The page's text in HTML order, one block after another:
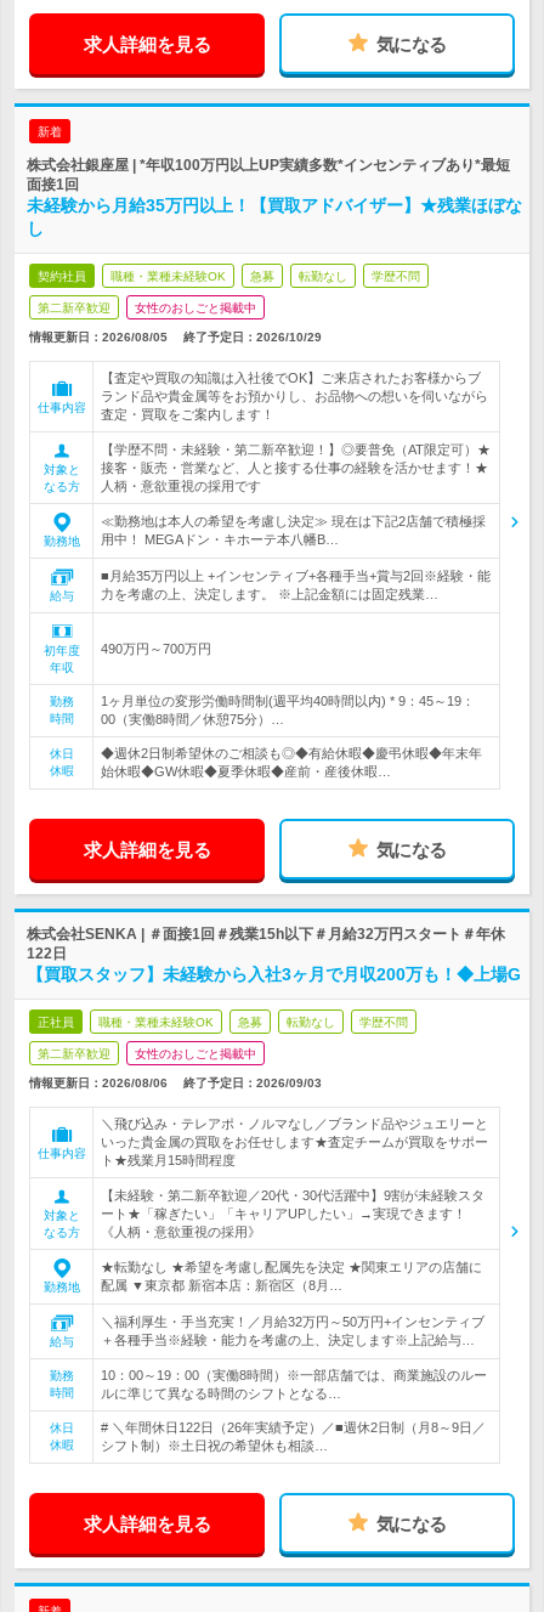
求人詳細を見る 気になる
新着
株式会社銀座屋 | *年収100万円以上UP実績多数*インセンティブあり*最短
面接1回
未経験から月給35万円以上！【買取アドバイザー】★残業ほぼな
し
契約社員 職種・業種未経験OK 急募 転勤なし 学歴不問
第二新卒歓迎 女性のおしごと掲載中
情報更新日：2026/08/05 終了予定日： 2026/10/29
仕事内容
【査定や買取の知識は入社後でOK】ご来店されたお客様からブ
ランド品や貴金属等をお預かりし、お品物への想いを伺いながら
査定・買取をご案内します！
対象と
なる方
【学歴不問・未経験・第二新卒歓迎！】◎要普免（AT限定可）★
接客・販売・営業など、人と接する仕事の経験を活かせます！★
人柄・意欲重視の採用です
勤務地
≪勤務地は本人の希望を考慮し決定≫ 現在は下記2店舗で積極採
用中！ MEGAドン・キホーテ本八幡B…
給与
■月給35万円以上 +インセンティブ+各種手当+賞与2回※経験・能
力を考慮の上、決定します。 ※上記金額には固定残業…
初年度
年収
490万円～700万円
勤務
時間
1ヶ月単位の変形労働時間制(週平均40時間以内) * 9：45～19：
00（実働8時間／休憩75分）…
休日
休暇
◆週休2日制希望休のご相談も◎◆有給休暇◆慶弔休暇◆年末年
始休暇◆GW休暇◆夏季休暇◆産前・産後休暇…
求人詳細を見る 気になる
株式会社SENKA | ＃面接1回＃残業15h以下＃月給32万円スタート＃年休
122日
【買取スタッフ】未経験から入社3ヶ月で月収200万も！◆上場G
正社員 職種・業種未経験OK 急募 転勤なし 学歴不問
第二新卒歓迎 女性のおしごと掲載中
情報更新日：2026/08/06 終了予定日： 2026/09/03
仕事内容
＼飛び込み・テレアポ・ノルマなし／ブランド品やジュエリーと
いった貴金属の買取をお任せします★査定チームが買取をサポー
ト★残業月15時間程度
対象と
なる方
【未経験・第二新卒歓迎／20代・30代活躍中】9割が未経験スタ
ート★「稼ぎたい」「キャリアUPしたい」→実現できます！
《人柄・意欲重視の採用》
勤務地
★転勤なし ★希望を考慮し配属先を決定 ★関東エリアの店舗に
配属 ▼東京都 新宿本店：新宿区（8月…
給与
＼福利厚生・手当充実！／月給32万円～50万円+インセンティブ
＋各種手当※経験・能力を考慮の上、決定します※上記給与…
勤務
時間
10：00～19：00（実働8時間）※一部店舗では、商業施設のルー
ルに準じて異なる時間のシフトとなる…
休日
休暇
# ＼年間休日122日（26年実績予定）／■週休2日制（月8～9日／
シフト制）※土日祝の希望休も相談…
求人詳細を見る 気になる